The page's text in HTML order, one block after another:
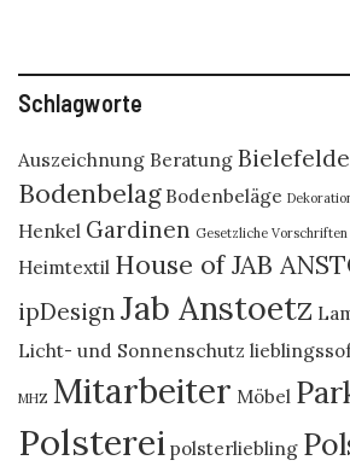
Schlagworte
Auszeichnung Beratung
Bodenbelag Bodenbeläge
Henkel Gardinen Gesetzliche Vorschriften
Heimtextil House of JAB
ipDesign Jab Anstoetz
Licht- und Sonnenschutz
MHZ Mitarbeiter Möbel
Polsterei polsterliebling